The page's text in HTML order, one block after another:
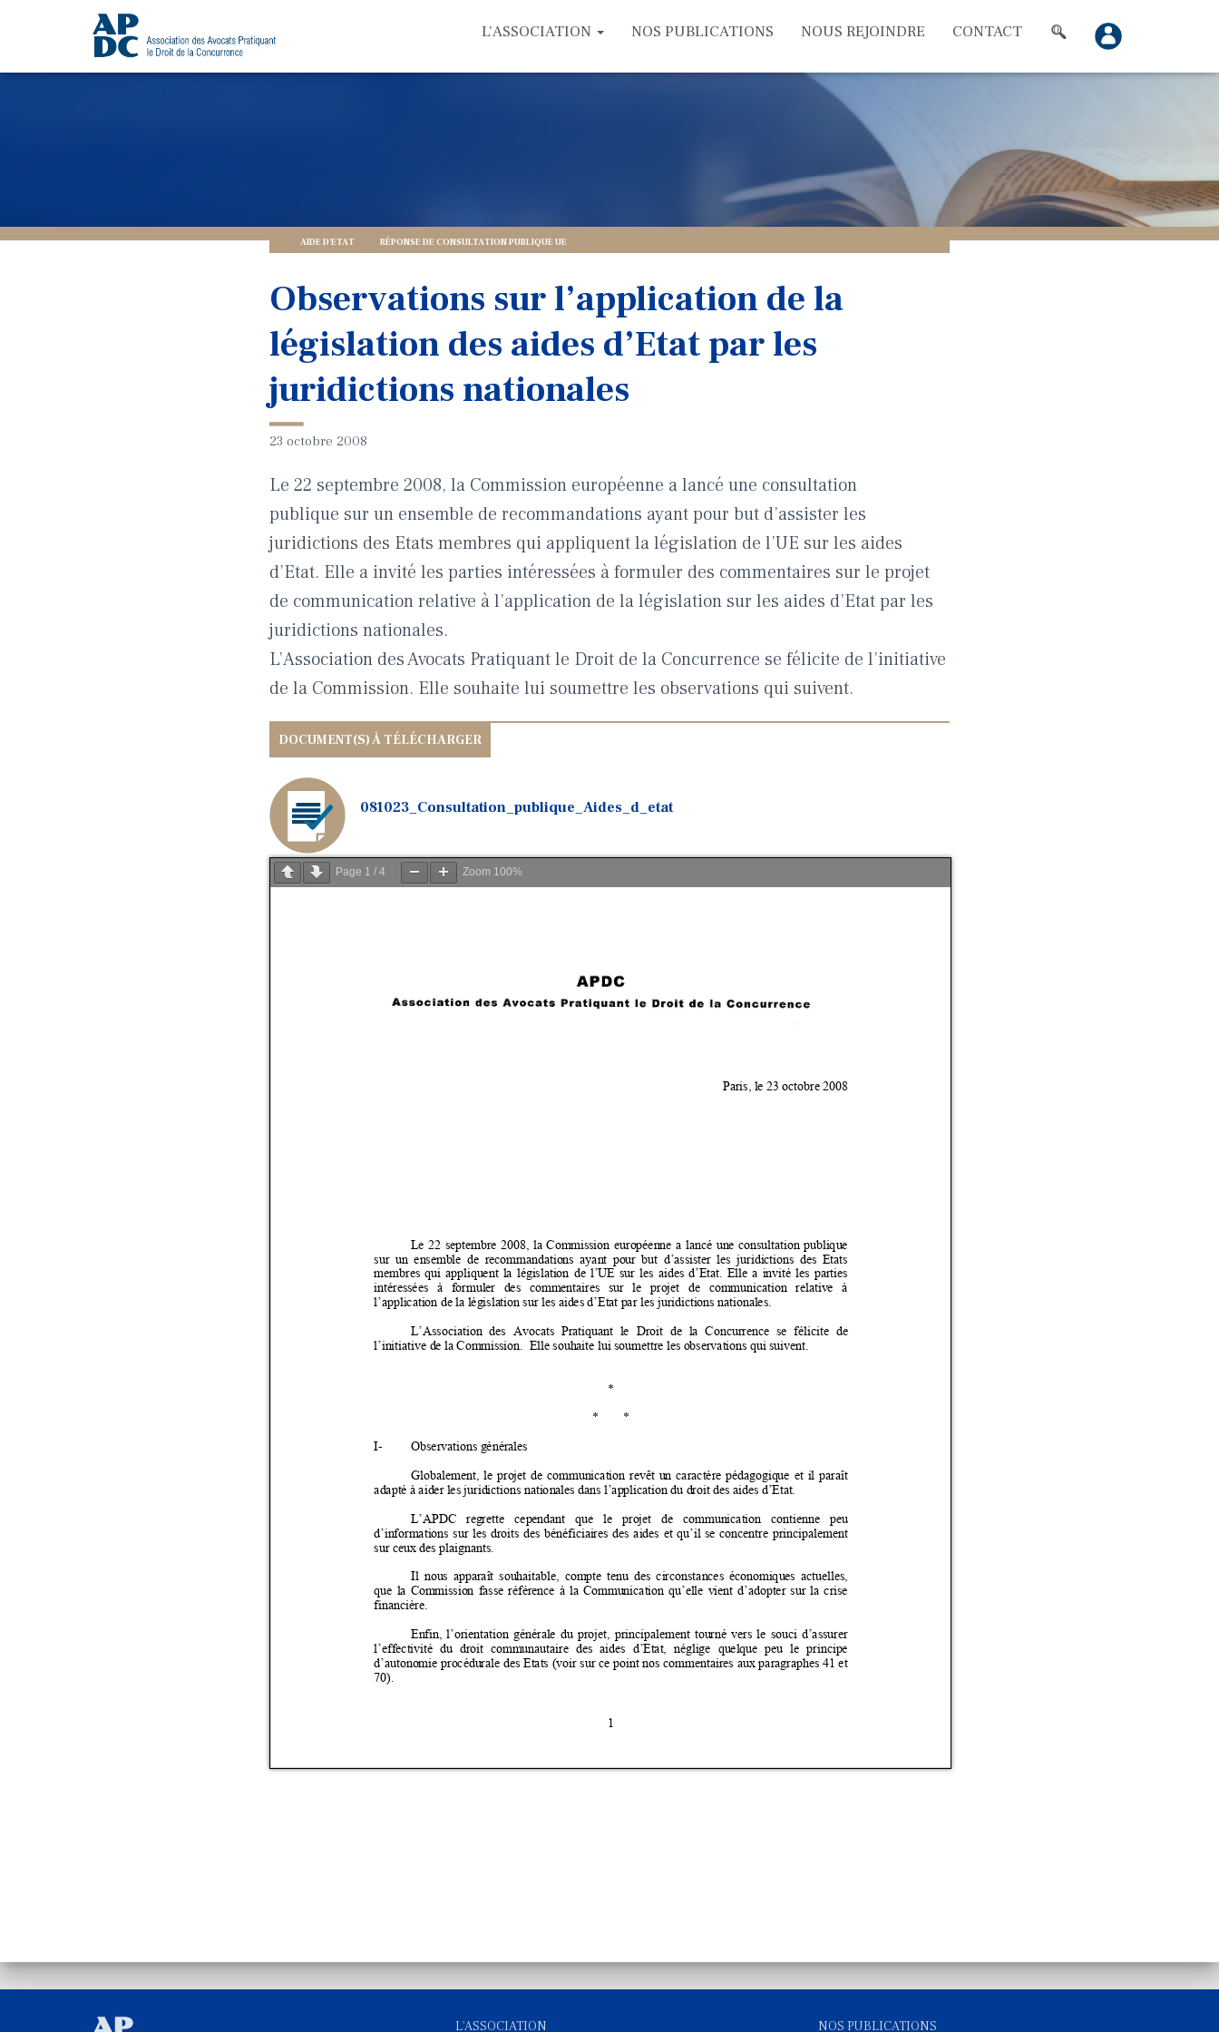
L’ASSOCIATION NOS PUBLICATIONS NOUS REJOINDRE CONTACT
Observations sur l’application de la
législation des aides d’Etat par les
juridictions nationales
23 octobre 2008
Le 22 septembre 2008, la Commission européenne a lancé une consultation
publique sur un ensemble de recommandations ayant pour but d’assister les
juridictions des Etats membres qui appliquent la législation de l’UE sur les aides
d’Etat. Elle a invité les parties intéressées à formuler des commentaires sur le projet
de communication relative à l’application de la législation sur les aides d’Etat par les
juridictions nationales.
L’Association des Avocats Pratiquant le Droit de la Concurrence se félicite de l’initiative
de la Commission. Elle souhaite lui soumettre les observations qui suivent.
081023_Consultation_publique_Aides_d_etat
Page 1 / 4 Zoom 100%
AIDE D'ETAT RÉPONSE DE CONSULTATION PUBLIQUE UE
L'ASSOCIATION NOS PUBLICATIONS